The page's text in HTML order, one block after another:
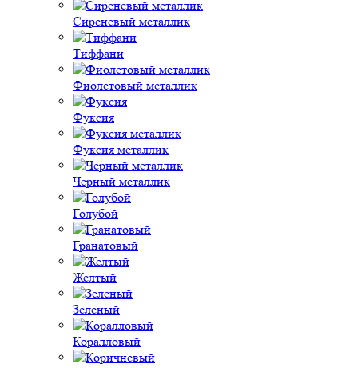
Сиреневый металлик
Тиффани
Фиолетовый металлик
Фуксия
Фуксия металлик
Черный металлик
Голубой
Гранатовый
Желтый
Зеленый
Коралловый